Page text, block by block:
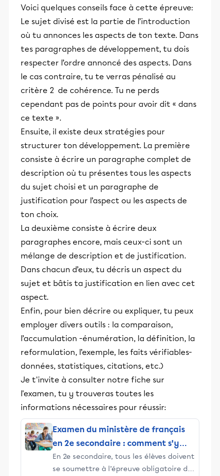
Voici quelques conseils face à cette épreuve:
Le sujet divisé est la partie de l’introduction
où tu annonces les aspects de ton texte. Dans
tes paragraphes de développement, tu dois
respecter l’ordre annoncé des aspects. Dans
le cas contraire, tu te verras pénalisé au
critère 2 de cohérence. Tu ne perds
cependant pas de points pour avoir dit « dans
ce texte ».
Ensuite, il existe deux stratégies pour
structurer ton développement. La première
consiste à écrire un paragraphe complet de
description où tu présentes tous les aspects
du sujet choisi et un paragraphe de
justification pour l’aspect ou les aspects de
ton choix.
La deuxième consiste à écrire deux
paragraphes encore, mais ceux-ci sont un
mélange de description et de justification.
Dans chacun d’eux, tu décris un aspect du
sujet et bâtis ta justification en lien avec cet
aspect.
Enfin, pour bien décrire ou expliquer, tu peux
employer divers outils : la comparaison,
l’accumulation -énumération, la définition, la
reformulation, l’exemple, les faits vérifiables-
données, statistiques, citations, etc.)
Je t'invite à consulter notre fiche sur
l'examen, tu y trouveras toutes les
informations nécessaires pour réussir:
Examen du ministère de français
en 2e secondaire : comment s'y
préparer
En 2e secondaire, tous les élèves doivent
se soumettre à l’épreuve obligatoire de